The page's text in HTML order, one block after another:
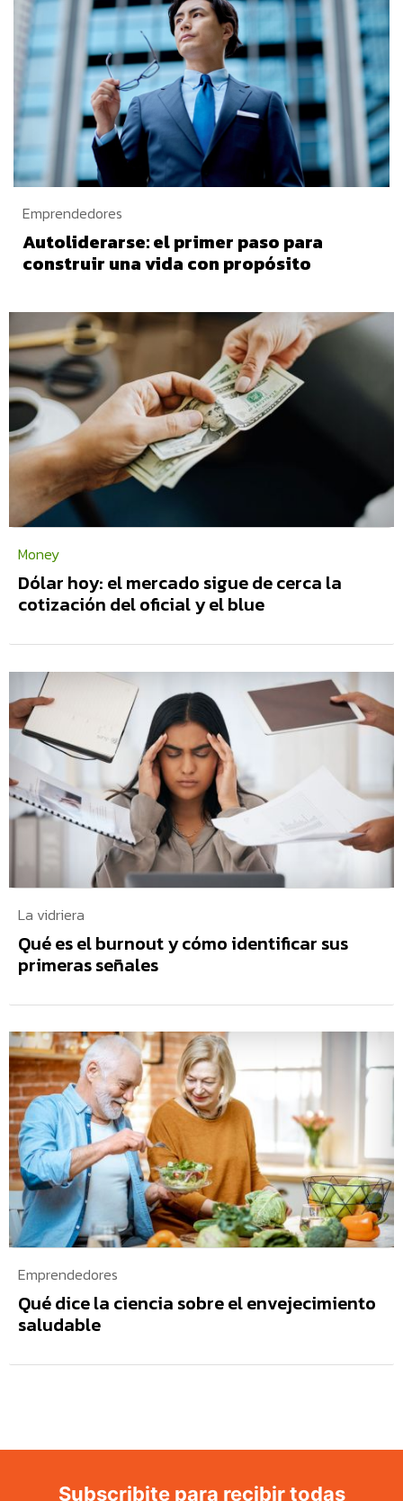
Emprendedores
Autoliderarse: el primer paso para
construir una vida con propósito
Money
Dólar hoy: el mercado sigue de cerca la
cotización del oficial y el blue
La vidriera
Qué es el burnout y cómo identificar sus
primeras señales
Emprendedores
Qué dice la ciencia sobre el envejecimiento
saludable
Subscribite para recibir todas